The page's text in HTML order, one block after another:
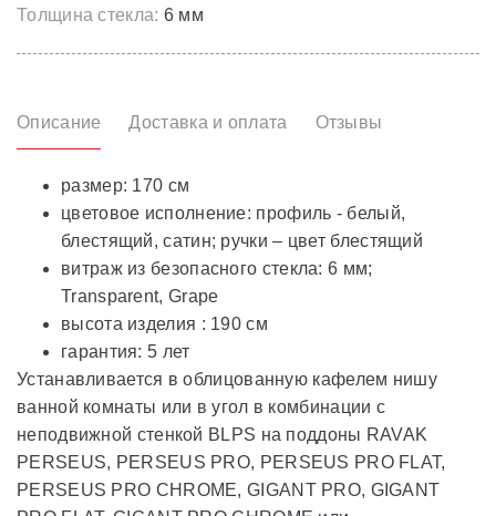
Толщина стекла: 6 мм
Описание Доставка и оплата Отзывы
размер: 170 см
цветовое исполнение: профиль - белый,
блестящий, сатин; ручки – цвет блестящий
витраж из безопасного стекла: 6 мм;
Transparent, Grape
высота изделия : 190 см
гарантия: 5 лет
Устанавливается в облицованную кафелем нишу
ванной комнаты или в угол в комбинации с
неподвижной стенкой BLPS на поддоны RAVAK
PERSEUS, PERSEUS PRO, PERSEUS PRO FLAT,
PERSEUS PRO CHROME, GIGANT PRO, GIGANT